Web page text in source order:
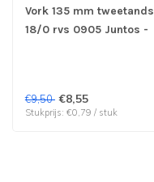
Vork 135 mm tweetands
18/0 rvs 0905 Juntos -
€9,50 €8,55
Stukprijs: €0,79 / stuk